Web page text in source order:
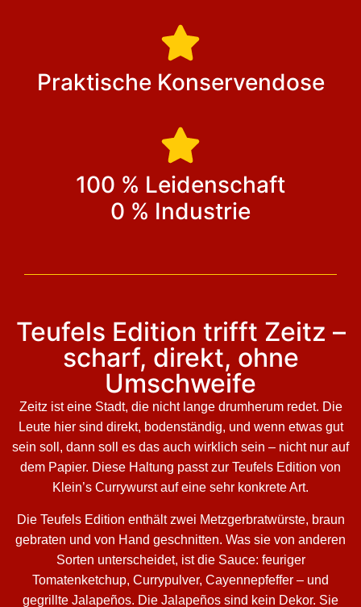
Praktische Konservendose
100 % Leidenschaft
0 % Industrie
Teufels Edition trifft Zeitz –
scharf, direkt, ohne
Umschweife
Zeitz ist eine Stadt, die nicht lange drumherum redet. Die
Leute hier sind direkt, bodenständig, und wenn etwas gut
sein soll, dann soll es das auch wirklich sein – nicht nur auf
dem Papier. Diese Haltung passt zur Teufels Edition von
Klein’s Currywurst auf eine sehr konkrete Art.
Die Teufels Edition enthält zwei Metzgerbratwürste, braun
gebraten und von Hand geschnitten. Was sie von anderen
Sorten unterscheidet, ist die Sauce: feuriger
Tomatenketchup, Currypulver, Cayennepfeffer – und
gegrillte Jalapeños. Die Jalapeños sind kein Dekor. Sie